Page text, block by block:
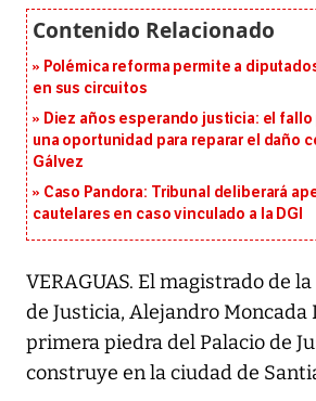
Polémica reforma permite a
en sus circuitos
Diez años esperando justicia: el
una oportunidad para reparar el daño
Gálvez
Caso Pandora: Tribunal deliberará
cautelares en caso vinculado a la DGI
VERAGUAS. El magistrado de
de Justicia, Alejandro Moncada
primera piedra del Palacio de
construye en la ciudad de